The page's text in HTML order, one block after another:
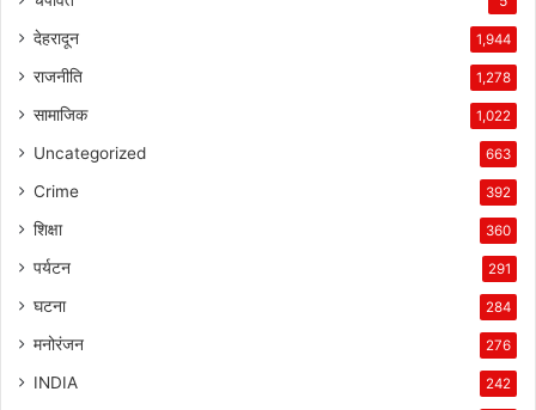
देहरादून 1,944
राजनीति 1,278
सामाजिक 1,022
Uncategorized 663
Crime 392
शिक्षा 360
पर्यटन 291
घटना 284
मनोरंजन 276
INDIA 242